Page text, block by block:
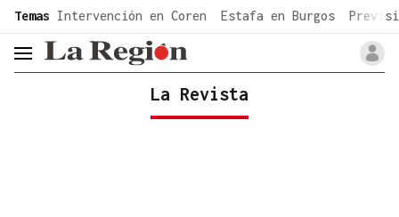
common.go-to-content
Temas Intervención en Coren Estafa en Burgos
header.menu.open
La Revista